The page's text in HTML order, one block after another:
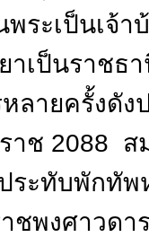
ระเป็นเจ้า
าเป็นราชธ
ลายครั้งดั
าช 2088 ส
ระทับพักทั
ชพงศาวดา